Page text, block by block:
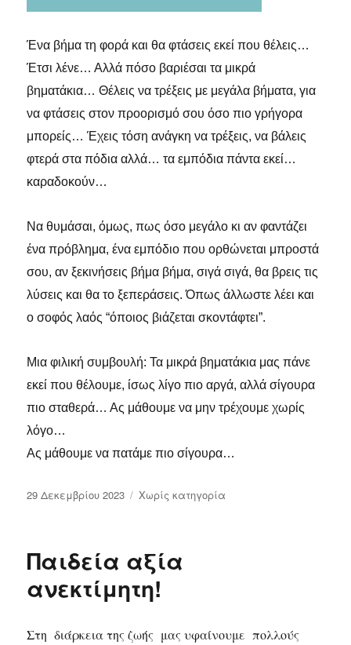
Ένα βήμα τη φορά και θα φτάσεις εκεί που θέλεις…
Έτσι λένε… Αλλά πόσο βαριέσαι τα μικρά
βηματάκια… Θέλεις να τρέξεις με μεγάλα βήματα, για
να φτάσεις στον προορισμό σου όσο πιο γρήγορα
μπορείς… Έχεις τόση ανάγκη να τρέξεις, να βάλεις
φτερά στα πόδια αλλά… τα εμπόδια πάντα εκεί…
καραδοκούν…
Να θυμάσαι, όμως, πως όσο μεγάλο κι αν φαντάζει
ένα πρόβλημα, ένα εμπόδιο που ορθώνεται μπροστά
σου, αν ξεκινήσεις βήμα βήμα, σιγά σιγά, θα βρεις τις
λύσεις και θα το ξεπεράσεις. Όπως άλλωστε λέει και
ο σοφός λαός “όποιος βιάζεται σκοντάφτει”.
Μια φιλική συμβουλή: Τα μικρά βηματάκια μας πάνε
εκεί που θέλουμε, ίσως λίγο πιο αργά, αλλά σίγουρα
πιο σταθερά… Ας μάθουμε να μην τρέχουμε χωρίς
λόγο…
Ας μάθουμε να πατάμε πιο σίγουρα…
Δημοσιεύτηκε
29 Δεκεμβρίου 2023 Κατηγορίες
Χωρίς κατηγορία
Παιδεία αξία
ανεκτίμητη!
Στη διάρκεια της ζωής μας υφαίνουμε πολλούς